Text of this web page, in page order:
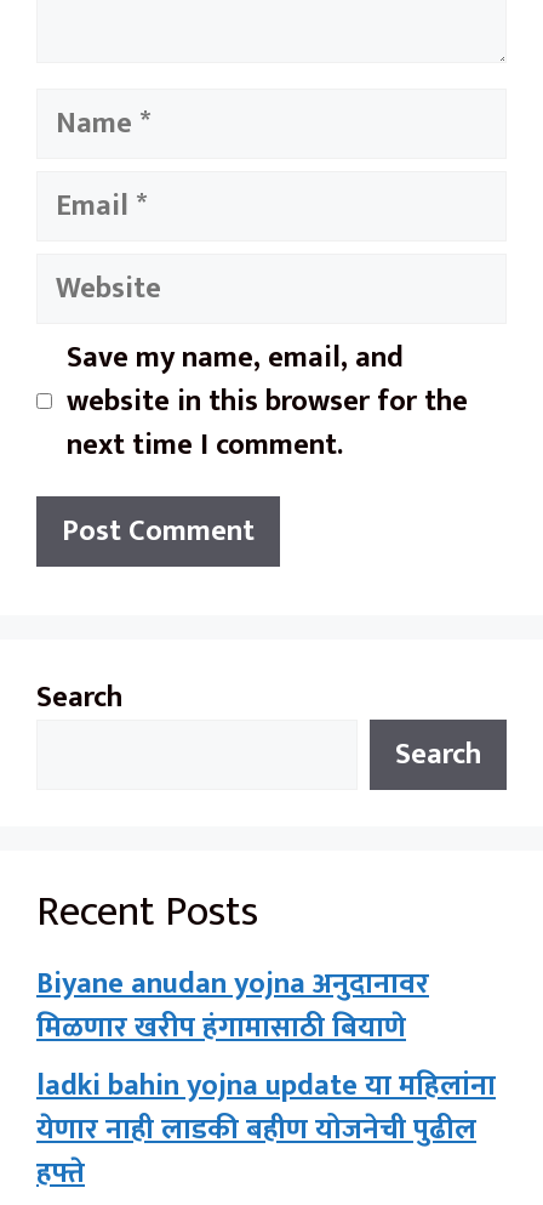
Name
Email
Website
Save my name, email, and
website in this browser for the
next time I comment.
Search
Search
Recent Posts
Biyane anudan yojna अनुदानावर
मिळणार खरीप हंगामासाठी बियाणे
ladki bahin yojna update या महिलांना
येणार नाही लाडकी बहीण योजनेची पुढील
हफ्ते